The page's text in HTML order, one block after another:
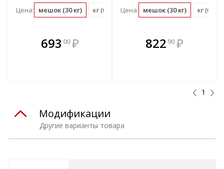
Цена: мешок (30 кг) кг (0.03 мешок)
693 00 ₽
В комплекте
всегда выгоднее!
Цена: мешок (30 кг) кг (0.03
В комплекте
всегда выгоднее!
822 90 ₽
1
Другие варианты товара
Модификации